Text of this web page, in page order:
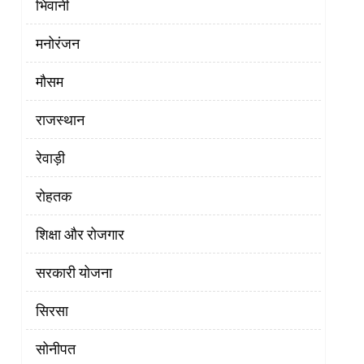
भिवानी
मनोरंजन
मौसम
राजस्थान
रेवाड़ी
रोहतक
शिक्षा और रोजगार
सरकारी योजना
सिरसा
सोनीपत